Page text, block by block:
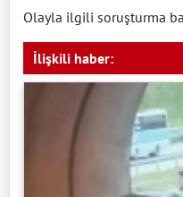
Olayla ilgili soruşturma
İlişkili haber: